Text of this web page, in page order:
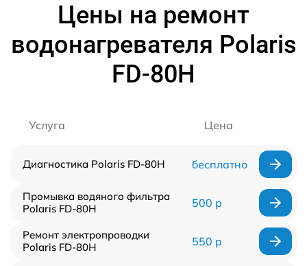
Цены на ремонт
водонагревателя Polaris
FD-80H
Услуга Цена
Диагностика Polaris FD-80H бесплатно
Промывка водяного фильтра
Polaris FD-80H
500 р
Ремонт электропроводки
Polaris FD-80H
550 р